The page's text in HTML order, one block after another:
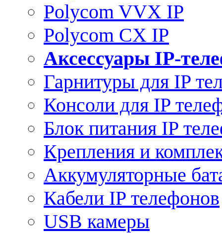
Polycom VVX IP
Polycom CX IP
Аксессуары IP-
Гарнитуры для IP
Консоли для IP
Блок питания IP
Крепления и
Аккумуляторные
Кабели IP телефонов
USB камеры